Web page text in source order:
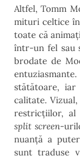
Altfel, Tomm
mituri celtice
toate că
într-un fel sau
brodate de
stătătoare,
calitate.
restricțiilor, al
split screen-
nuanță a
sunt traduse